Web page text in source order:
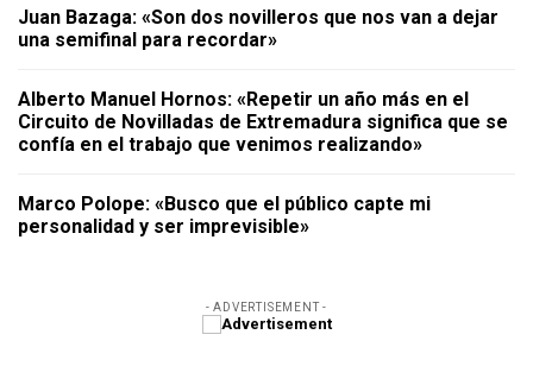
Juan Bazaga: «Son dos novilleros que nos van a dejar
una semifinal para recordar»
Alberto Manuel Hornos: «Repetir un año más en el
Circuito de Novilladas de Extremadura significa que se
confía en el trabajo que venimos realizando»
Marco Polope: «Busco que el público capte mi
personalidad y ser imprevisible»
- ADVERTISEMENT -